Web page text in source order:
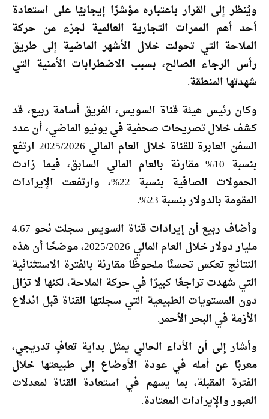
ويُنظر إلى القرار باعتباره مؤشرًا إيجابيًا على استعادة
أحد أهم الممرات التجارية العالمية لجزء من حركة
الملاحة التي تحولت خلال الأشهر الماضية إلى طريق
رأس الرجاء الصالح، بسبب الاضطرابات الأمنية التي
شهدتها المنطقة.
وكان رئيس هيئة قناة السويس، الفريق أسامة ربيع، قد
كشف خلال تصريحات صحفية في يونيو الماضي، أن عدد
السفن العابرة للقناة خلال العام المالي 2025/2026 ارتفع
بنسبة 10% مقارنة بالعام المالي السابق، فيما زادت
الحمولات الصافية بنسبة 22%، وارتفعت الإيرادات
المقومة بالدولار بنسبة 23%.
وأضاف ربيع أن إيرادات قناة السويس سجلت نحو 4.67
مليار دولار خلال العام المالي 2025/2026، موضحًا أن هذه
النتائج تعكس تحسنًا ملحوظًا مقارنة بالفترة الاستثنائية
التي شهدت تراجعًا كبيرًا في حركة الملاحة، لكنها لا تزال
دون المستويات الطبيعية التي سجلتها القناة قبل اندلاع
الأزمة في البحر الأحمر.
وأشار إلى أن الأداء الحالي يمثل بداية تعافٍ تدريجي،
معربًا عن أمله في عودة الأوضاع إلى طبيعتها خلال
الفترة المقبلة، بما يسهم في استعادة القناة لمعدلات
العبور والإيرادات المعتادة.